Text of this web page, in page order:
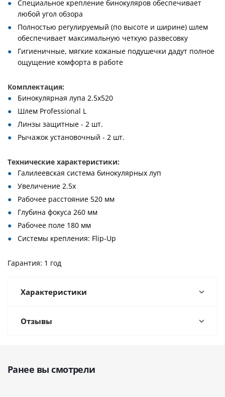
Специальное крепление бинокуляров обеспечивает
любой угол обзора
Полностью регулируемый (по высоте и ширине) шлем
обеспечивает максимальную четкую развесовку
Гигиеничные, мягкие кожаные подушечки дадут полное
ощущение комфорта в работе
Комплектация:
Бинокулярная лупа 2.5х520
Шлем Professional L
Линзы защитные - 2 шт.
Рычажок установочный - 2 шт.
Технические характеристики:
Галилеевская система бинокулярных луп
Увеличение 2.5х
Рабочее расстояние 520 мм
Глубина фокуса 260 мм
Рабочее поле 180 мм
Системы крепления: Flip-Up
Гарантия: 1 год
Характеристики
Отзывы
Ранее вы смотрели